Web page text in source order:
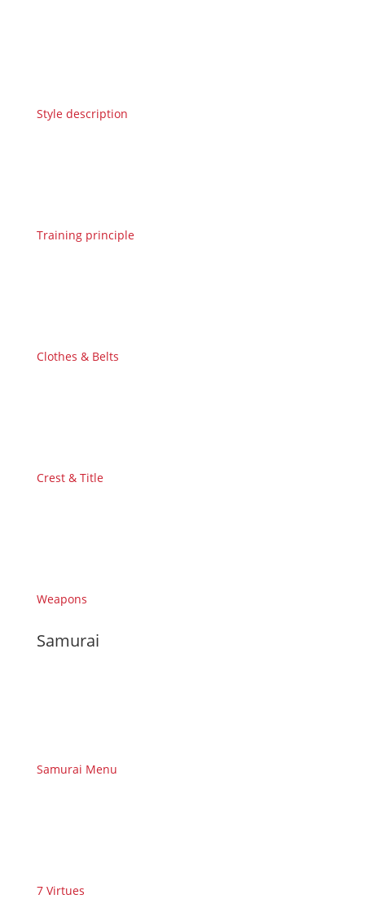
Style description
Training principle
Clothes & Belts
Crest & Title
Weapons
Samurai
Samurai Menu
7 Virtues